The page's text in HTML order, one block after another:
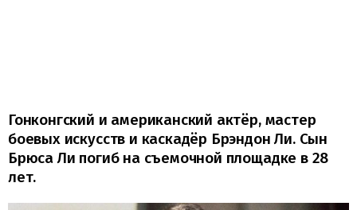
Гонконгский и американский актёр, мастер
боевых искусств и каскадёр Брэндон Ли. Сын
Брюса Ли погиб на съемочной площадке в 28
лет.